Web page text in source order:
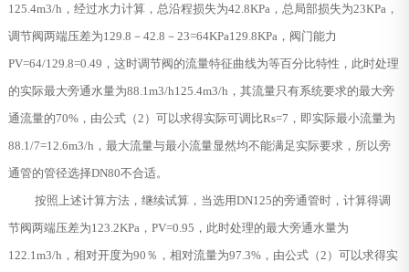
125.4m3/h，经过水力计算，总沿程损失为42.8KPa，总局部损失为23KPa，
调节阀两端压差为129.8－42.8－23=64KPa129.8KPa，阀门能力
PV=64/129.8=0.49，这时调节阀的流量特征曲线为等百分比特性，此时处理
的实际最大旁通水量为88.1m3/h125.4m3/h，其流量只有系统要求的最大旁
通流量的70%，由公式（2）可以求得实际可调比Rs=7，即实际最小流量为
88.1/7=12.6m3/h，最大流量与最小流量显然均不能满足实际要求，所以旁
通管的管径选择DN80不合适。
按照上述计算方法，继续试算，当选用DN125的旁通管时，计算得调
节阀两端压差为123.2KPa，PV=0.95，此时处理的最大旁通水量为
122.1m3/h，相对开度为90％，相对流量为97.3%，由公式（2）可以求得实